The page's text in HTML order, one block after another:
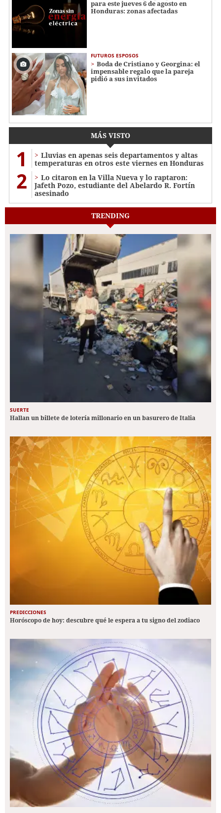
para este jueves 6 de agosto en
Honduras: zonas afectadas
FUTUROS ESPOSOS
Boda de Cristiano y Georgina: el
impensable regalo que la pareja
pidió a sus invitados
MÁS VISTO
1
Lluvias en apenas seis departamentos y altas
temperaturas en otros este viernes en Honduras
2
Lo citaron en la Villa Nueva y lo raptaron:
Jafeth Pozo, estudiante del Abelardo R. Fortín
asesinado
TRENDING
SUERTE
Hallan un billete de lotería millonario en un basurero de Italia
PREDICCIONES
Horóscopo de hoy: descubre qué le espera a tu signo del zodiaco